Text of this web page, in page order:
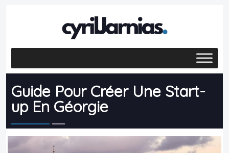
Guide Pour Créer Une Start-
up En Géorgie